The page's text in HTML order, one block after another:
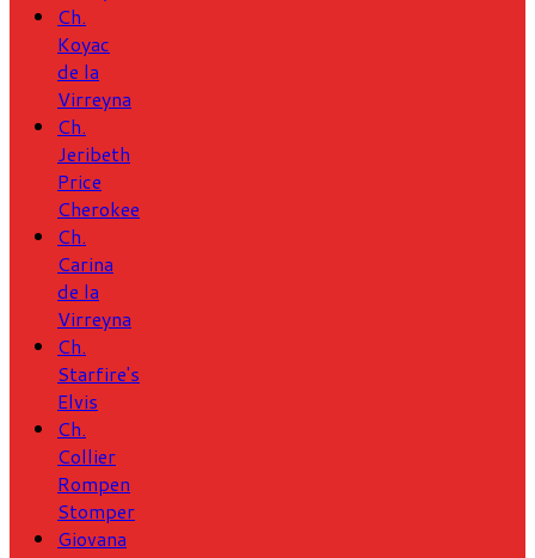
Ch.
Koyac
de la
Virreyna
Ch.
Jeribeth
Price
Cherokee
Ch.
Carina
de la
Virreyna
Ch.
Starfire's
Elvis
Ch.
Collier
Rompen
Stomper
Giovana